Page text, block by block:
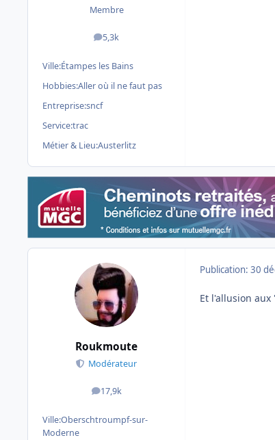
Membre
5,3k
messages
Ville:Étampes les Bains
Hobbies:Aller où il ne faut pas
Entreprise:sncf
Service:trac
Métier & Lieu:Austerlitz
Roukmoute
Modérateur
17,9k
messages
Ville:Oberschtroumpf-sur-
Moderne
Publication: 30
Et l'allusion aux